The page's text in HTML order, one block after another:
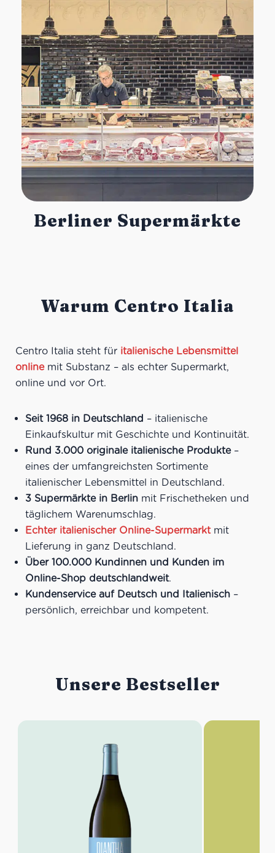
Berliner Supermärkte
Warum Centro Italia
Centro Italia steht für italienische Lebensmittel
onlinemit Substanz – als echter Supermarkt,
online und vor Ort.
Seit 1968 in Deutschland – italienische
Einkaufskultur mit Geschichte und Kontinuität.
Rund 3.000 originale italienische Produkte–
eines der umfangreichsten Sortimente
italienischer Lebensmittel in Deutschland.
3 Supermärkte in Berlin mit Frischetheken und
täglichem Warenumschlag.
Echter italienischer Online-Supermarktmit
Lieferung in ganz Deutschland.
Über 100.000 Kundinnen und Kunden im
Online-Shop deutschlandweit.
Kundenservice auf Deutsch und Italienisch –
persönlich, erreichbar und kompetent.
Unsere Bestseller